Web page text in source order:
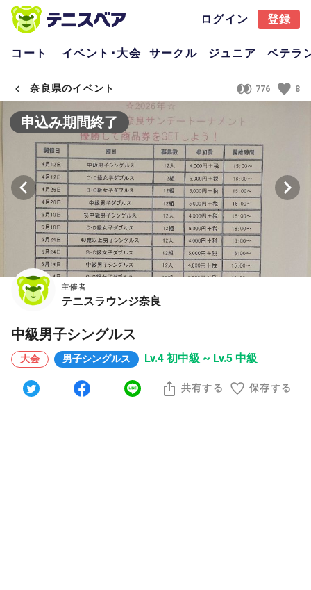
ログイン 登録
コート イベント･大会 サークル ジュニア ベテラ
奈良県のイベント 776 8
申込み期間終了
主催者
テニスラウンジ奈良
中級男子シングルス
大会 男子シングルス Lv.4 初中級 ~ Lv.5 中級
共有する 保存する